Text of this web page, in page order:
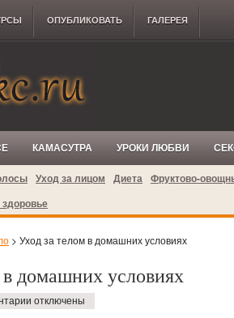
ОПУБЛИКОВАТЬ ГАЛЕРЕЯ
КАМАСУТРА УРОКИ ЛЮБВИ
Уход за лицом Диета Фруктово-
> Уход за телом в домашних условиях
домашних условиях
отключены